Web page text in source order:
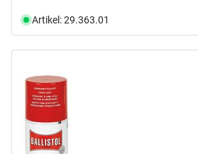
Artikel: 29.363.01